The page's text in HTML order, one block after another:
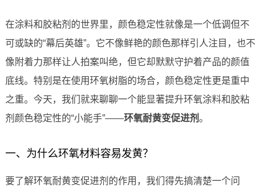
在涂料和胶粘剂的世界里，颜色稳定性就像是一个低调但不
可或缺的“幕后英雄”。它不像鲜艳的颜色那样引人注目，也不
像附着力那样让人拍案叫绝，但它却默默守护着产品的颜值
底线。特别是在使用环氧树脂的场合，颜色稳定性更是重中
之重。今天，我们就来聊聊一个能显著提升环氧涂料和胶粘
剂颜色稳定性的“小能手”——环氧耐黄变促进剂。
一、为什么环氧材料容易发黄？
要了解环氧耐黄变促进剂的作用，我们得先搞清楚一个问